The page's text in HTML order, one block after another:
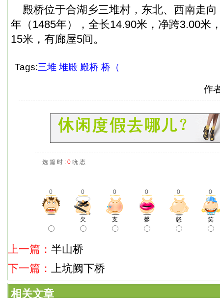
殿桥位于合湖乡三堆村，东北、西南走向
年（1485年），全长14.90米，净跨3.00米
15米，有廊屋5间。
Tags:三堆 堆殿 殿桥 桥（
作
选 篇 时 : 0 吮 态
0 0 0 0 0 0
欠 支 馨 怒 笑
上一篇： 半山桥
下一篇： 上坑阙下桥
相关文章